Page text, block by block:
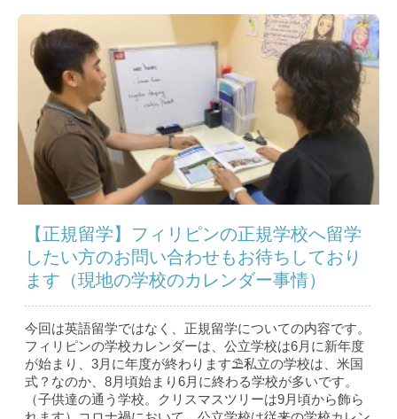
【正規留学】フィリピンの正規学校へ留学
したい方のお問い合わせもお待ちしており
ます（現地の学校のカレンダー事情）
今回は英語留学ではなく、正規留学についての内容です。
フィリピンの学校カレンダーは、公立学校は6月に新年度
が始まり、3月に年度が終わります⛱私立の学校は、米国
式？なのか、8月頃始まり6月に終わる学校が多いです。
（子供達の通う学校。クリスマスツリーは9月頃から飾ら